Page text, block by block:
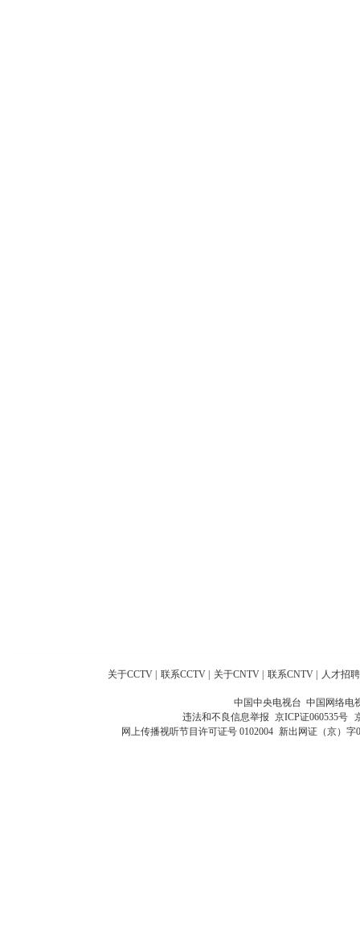
关于CCTV 联系CCTV 关于CNTV 联系CNTV 人才招聘
中国中央电视台 中国网络电
违法和不良信息举报 京ICP证060535号
网上传播视听节目许可证号 0102004 新出网证（京）